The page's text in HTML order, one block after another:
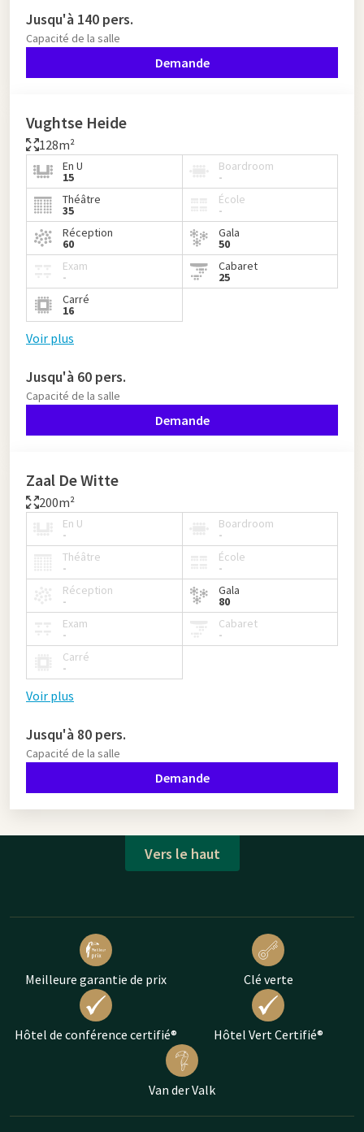
Jusqu'à 140 pers.
Capacité de la salle
Demande
Vughtse Heide
128m²
En U
15
Boardroom
-
Théâtre
35
École
-
Réception
60
Gala
50
Exam
-
Cabaret
25
Carré
16
Voir plus
Jusqu'à 60 pers.
Capacité de la salle
Demande
Zaal De Witte
200m²
En U
-
Boardroom
-
Théâtre
-
École
-
Réception
-
Gala
80
Exam
-
Cabaret
-
Carré
-
Voir plus
Jusqu'à 80 pers.
Capacité de la salle
Demande
Vers le haut
Meilleure garantie de prix Clé verte
Hôtel de conférence certifié® Hôtel Vert Certifié®
Van der Valk